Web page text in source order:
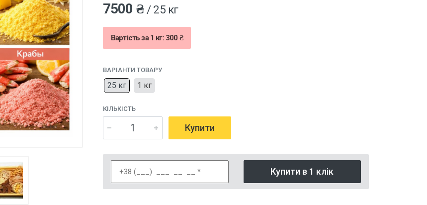
7500 ₴/ 25 кг
Вартість за 1 кг: 300 ₴
ВАРІАНТИ ТОВАРУ
25 кг 1 кг
КІЛЬКІСТЬ
Купити
Купити в 1 клік